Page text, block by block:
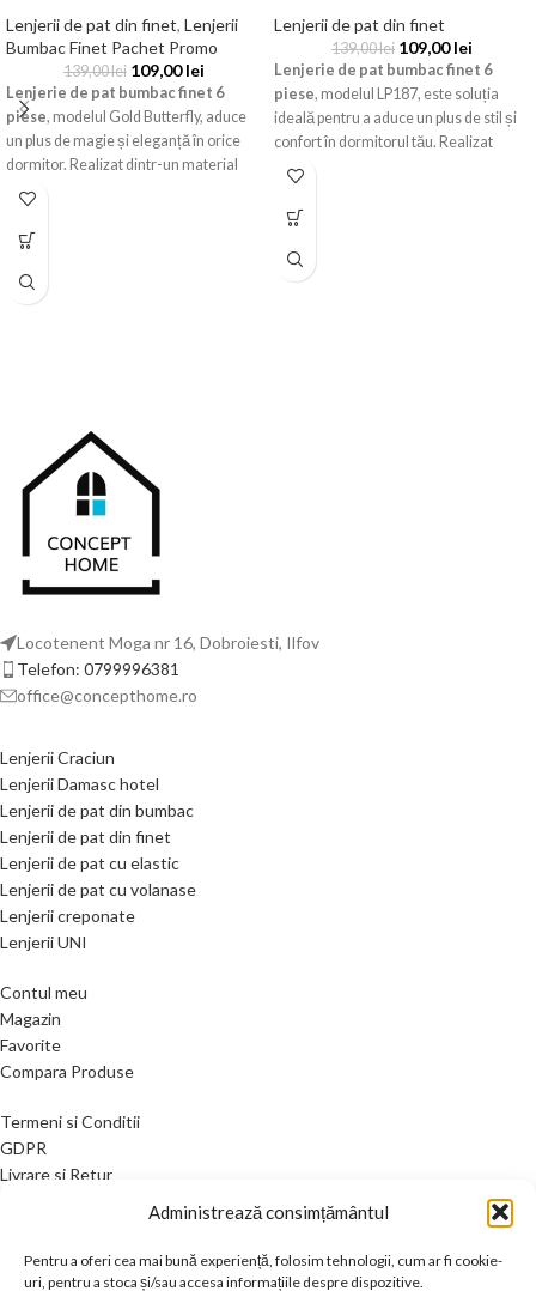
Administrează consimțământul
Pentru a oferi cea mai bună experiență, folosim tehnologii, cum ar fi cookie-
uri, pentru a stoca și/sau accesa informațiile despre dispozitive.
Lenjerii de pat din finet, Lenjerii
Bumbac Finet Pachet Promo
139,00lei 109,00lei
Lenjerie de pat bumbac finet 6
piese, modelul Gold Butterfly, aduce
un plus de magie și eleganță în orice
dormitor. Realizat dintr-un material
extrem de moale și rezistent, acest set
lux, fiind alegerea ideală pentru
între un design sofisticat și un confort
Lenjerii de pat din finet
139,00lei 109,00lei
Lenjerie de pat bumbac finet 6
piese, modelul LP187, este soluția
ideală pentru a aduce un plus de stil și
confort în dormitorul tău. Realizat
dintr-un material dens și catifelat,
de somn relaxantă, fiind extrem de
plăcut la contactul cu pielea.
Locotenent Moga nr 16, Dobroiesti, Ilfov
Telefon: 0799996381
office@concepthome.ro
Lenjerii Craciun
Lenjerii Damasc hotel
Lenjerii de pat din bumbac
Lenjerii de pat din finet
Lenjerii de pat cu elastic
Lenjerii de pat cu volanase
Lenjerii creponate
Lenjerii UNI
Contul meu
Magazin
Favorite
Compara Produse
Termeni si Conditii
GDPR
Livrare si Retur